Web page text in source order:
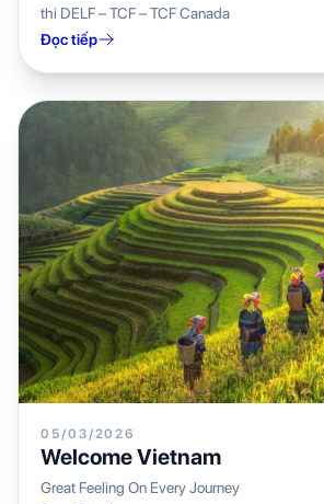
thi DELF – TCF – TCF Canada
Đọc tiếp
05/03/2026
Welcome Vietnam
Great Feeling On Every Journey